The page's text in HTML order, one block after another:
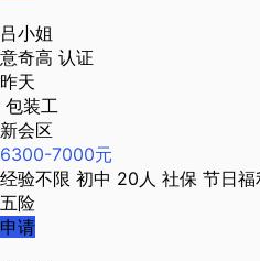
吕小姐
意奇高 认证
昨天
包装工
新会区
6300-7000元
经验不限 初中 20人 社保 节日福
五险
申请